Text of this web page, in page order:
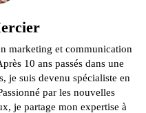
marketing et communication
10 ans passés dans une
je suis devenu spécialiste en
par les nouvelles
je partage mon expertise à